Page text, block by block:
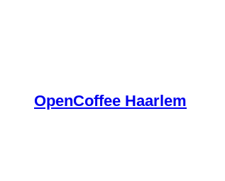
OpenCoffee Haarlem